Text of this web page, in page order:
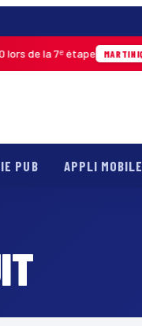
de la 7ᵉ étape MARTINIQUE
PUB APPLI MOBILE